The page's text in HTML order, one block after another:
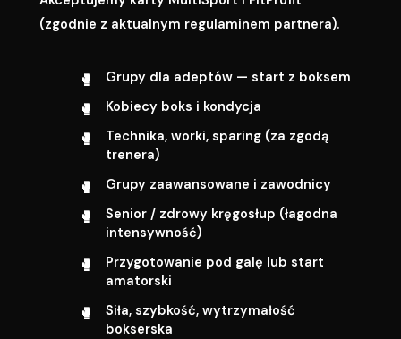
(zgodnie z aktualnym regulaminem partnera).
Grupy dla adeptów — start z boksem
Kobiecy boks i kondycja
Technika, worki, sparing (za zgodą
trenera)
Grupy zaawansowane i zawodnicy
Senior / zdrowy kręgosłup (łagodna
intensywność)
Przygotowanie pod galę lub start
amatorski
Siła, szybkość, wytrzymałość
bokserska